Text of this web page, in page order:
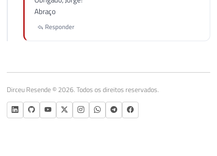
Abraço
Responder
Dirceu Resende © 2026. Todos os direitos reservados.